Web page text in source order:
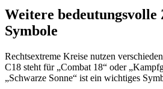
Weitere bedeutungsvolle
Symbole
Rechtsextreme Kreise nutzen
C18 steht für „Combat 18“ oder
„Schwarze Sonne“ ist ein wichtiges